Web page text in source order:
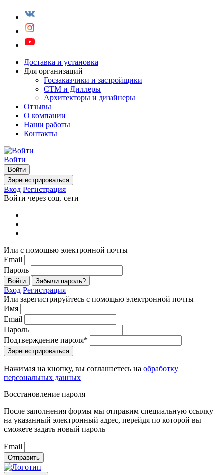
Доставка и установка
Для организаций
Госзаказчики и застройщики
СТМ и Диллеры
Архитекторы и дизайнеры
Отзывы
О компании
Наши работы
Контакты
Войти
Войти
Зарегистрироваться
Вход Регистрация
Войти через соц. сети
Или с помощью электронной почты
Email
Пароль
Войти Забыли пароль?
Вход Регистрация
Или зарегистрируйтесь с помощью электронной почты
Имя
Email
Пароль
Подтверждение пароля*
Зарегистрироваться
Нажимая на кнопку, вы соглашаетесь на обработку
персональных данных
Восстановление пароля
После заполнения формы мы отправим специальную ссылку
на указанный электронный адрес, перейдя по которой вы
сможете задать новый пароль
Email
Отправить